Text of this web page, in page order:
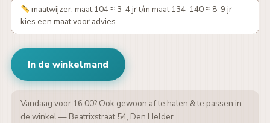
maatwijzer: maat 104 ≈ 3-4 jr t/m maat 134-140 ≈ 8-9 jr —
kies een maat voor advies
In de winkelmand
Vandaag voor 16:00? Ook gewoon af te halen & te passen in
de winkel — Beatrixstraat 54, Den Helder.